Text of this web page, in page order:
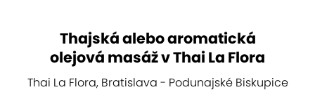
Thajská alebo aromatická
olejová masáž v Thai La Flora
Thai La Flora, Bratislava - Podunajské Biskupice